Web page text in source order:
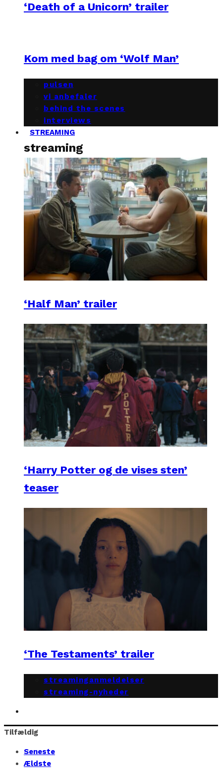
‘Death of a Unicorn’ trailer
Kom med bag om ‘Wolf Man’
pulsen
vi anbefaler
behind the scenes
interviews
STREAMING
streaming
‘Half Man’ trailer
‘Harry Potter og de vises sten’
teaser
‘The Testaments’ trailer
streaminganmeldelser
streaming-nyheder
Tilfældig
Seneste
Ældste